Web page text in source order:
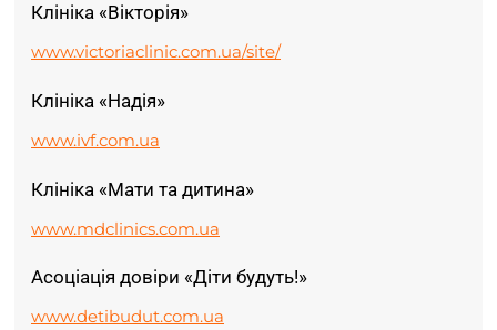
Клініка «Вікторія»
www.victoriaclinic.com.ua/site/
Клініка «Надія»
www.ivf.com.ua
Клініка «Мати та дитина»
www.mdclinics.com.ua
Асоціація довіри «Діти будуть!»
www.detibudut.com.ua